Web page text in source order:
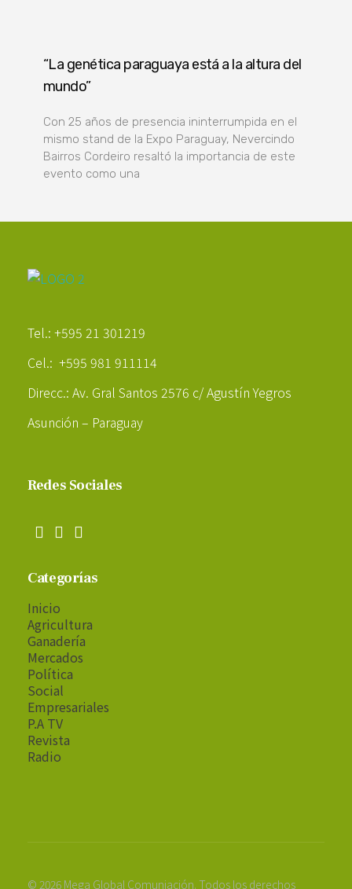
“La genética paraguaya está a la altura del
mundo”
Con 25 años de presencia ininterrumpida en el
mismo stand de la Expo Paraguay, Nevercindo
Bairros Cordeiro resaltó la importancia de este
evento como una
Tel.: +595 21 301219
Cel.: +595 981 911114
Direcc.: Av. Gral Santos 2576 c/ Agustín Yegros
Asunción – Paraguay
Redes Sociales
Categorías
Inicio
Agricultura
Ganadería
Mercados
Política
Social
Empresariales
P.A TV
Revista
Radio
© 2026 Mega Global Comuniación. Todos los derechos